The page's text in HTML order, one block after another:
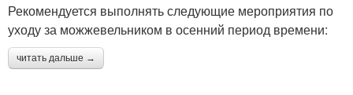
Рекомендуется выполнять следующие мероприятия по
уходу за можжевельником в осенний период времени:
читать дальше →